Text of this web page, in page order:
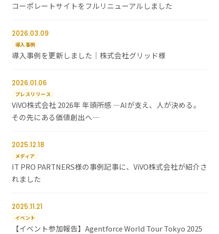
コーポレートサイトをフルリニューアルしました
2026.03.09
導入事例
導入事例を更新しました｜株式会社グリッド様
2026.01.06
プレスリリース
ViVO株式会社 2026年 年頭所感 ―AIが支え、人が決める。
その先にある価値創出へ―
2025.12.18
メディア
IT PRO PARTNERS様の事例記事に、ViVO株式会社が紹介さ
れました
2025.11.21
イベント
【イベント参加報告】Agentforce World Tour Tokyo 2025